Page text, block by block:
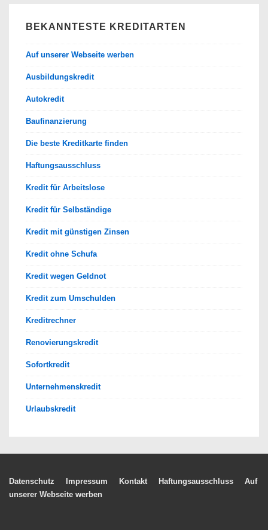
BEKANNTESTE KREDITARTEN
Auf unserer Webseite werben
Ausbildungskredit
Autokredit
Baufinanzierung
Die beste Kreditkarte finden
Haftungsausschluss
Kredit für Arbeitslose
Kredit für Selbständige
Kredit mit günstigen Zinsen
Kredit ohne Schufa
Kredit wegen Geldnot
Kredit zum Umschulden
Kreditrechner
Renovierungskredit
Sofortkredit
Unternehmenskredit
Urlaubskredit
Footer-
Datenschutz Impressum Kontakt Haftungsausschluss
Auf
unserer Webseite werben